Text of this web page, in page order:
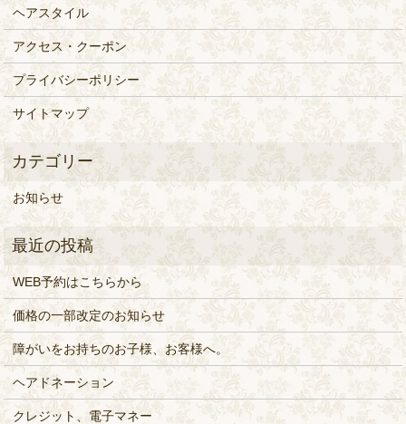
ヘアスタイル
アクセス・クーポン
プライバシーポリシー
サイトマップ
お知らせ
WEB予約はこちらから
価格の一部改定のお知らせ
障がいをお持ちのお子様、お客様へ。
ヘアドネーション
クレジット、電子マネー